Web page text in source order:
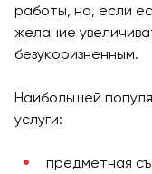
работы, но, если
желание
безукоризненным.
Наибольшей
услуги:
предметная